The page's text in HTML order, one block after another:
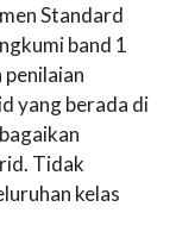
Standard
band 1
penilaian
yang berada di
Tidak
kelas